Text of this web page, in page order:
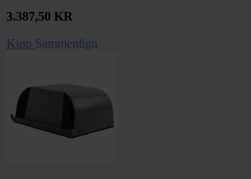
3.387,50 KR
Kjøp Sammenlign